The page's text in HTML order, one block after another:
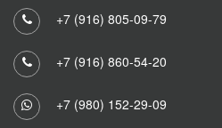
+7 (916) 805-09-79
+7 (916) 860-54-20
+7 (980) 152-29-09